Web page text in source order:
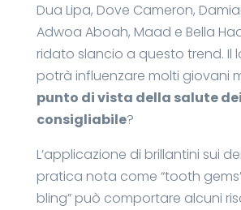
Dua Lipa, Dove Cameron,
Adwoa Aboah, Maad e Bella
ridato slancio a questo trend. Il
potrà influenzare molti giovani
punto di vista della salute
consigliabile?
L’applicazione di brillantini sui
pratica nota come “tooth
bling” può comportare alcuni